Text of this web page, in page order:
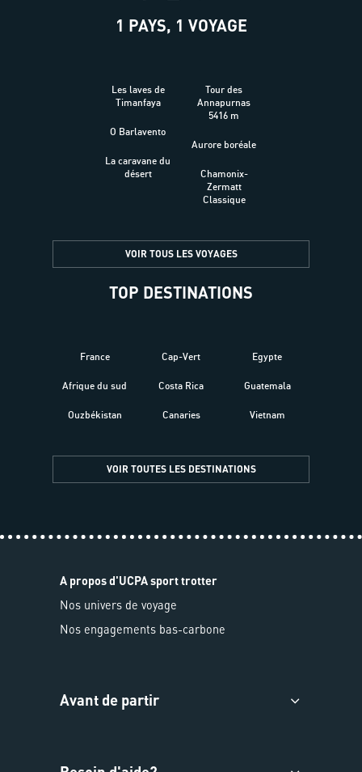
1 PAYS, 1 VOYAGE
Les laves de
Timanfaya
O Barlavento
La caravane du
désert
Tour des
Annapurnas
5416 m
Aurore boréale
Chamonix-
Zermatt
Classique
VOIR TOUS LES VOYAGES
TOP DESTINATIONS
France
Afrique du sud
Ouzbékistan
Cap-Vert
Costa Rica
Canaries
Egypte
Guatemala
Vietnam
VOIR TOUTES LES DESTINATIONS
A propos d'UCPA sport trotter
Nos univers de voyage
Nos engagements bas-carbone
Avant de partir